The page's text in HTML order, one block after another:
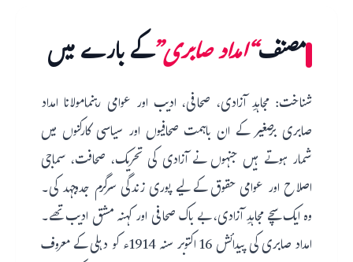
مصنف“امداد صابری”کے بارے میں
شناخت: مجاہدِ آزادی، صحافی، ادیب اور عوامی رہنمامولانا امداد
صابری برصغیر کے ان باہمت صحافیوں اور سیاسی کارکنوں میں
شمار ہوتے ہیں جنہوں نے آزادی کی تحریک، صحافت، سماجی
اصلاح اور عوامی حقوق کے لیے پوری زندگی سرگرم جدوجہد کی۔
وہ ایک سچے مجاہدِ آزادی، بے باک صحافی اور کہنہ مشق ادیب تھے۔
امداد صابری کی پیدائش 16 اکتوبر سنہ 1914ء کو دہلی کے معروف